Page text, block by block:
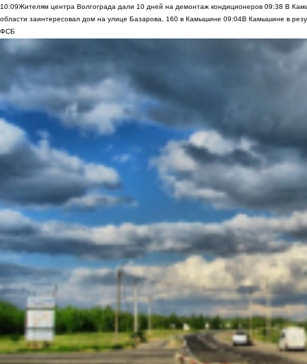
10:09Жителям центра Волгограда дали 10 дней на демонтаж кондиционеров 09:38 В
области заинтересовал дом на улице Базарова, 160 в Камышине 09:04В Камышине в
ФСБ